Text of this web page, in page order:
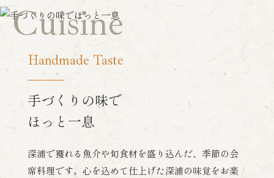
Cuisine
Handmade Taste
手づくりの味で
ほっと一息
深浦で獲れる魚介や旬食材を盛り込んだ、季節の会
席料理です。心を込めて仕上げた深浦の味覚をお楽